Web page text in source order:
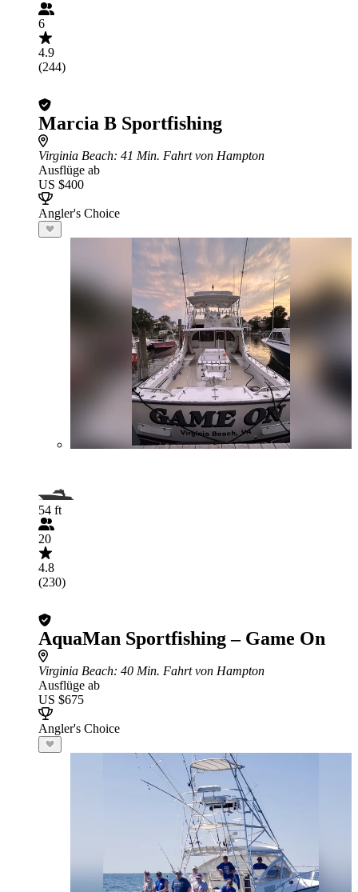
6
4.9
(244)
Marcia B Sportfishing
Virginia Beach: 41 Min. Fahrt von Hampton
Ausflüge ab
US $400
Angler's Choice
54 ft
20
4.8
(230)
AquaMan Sportfishing – Game On
Virginia Beach: 40 Min. Fahrt von Hampton
Ausflüge ab
US $675
Angler's Choice